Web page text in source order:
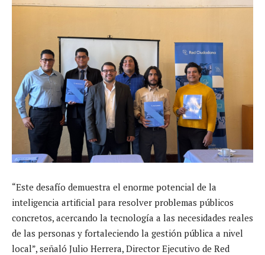
“Este desafío demuestra el enorme potencial de la
inteligencia artificial para resolver problemas públicos
concretos, acercando la tecnología a las necesidades reales
de las personas y fortaleciendo la gestión pública a nivel
local”, señaló Julio Herrera, Director Ejecutivo de Red